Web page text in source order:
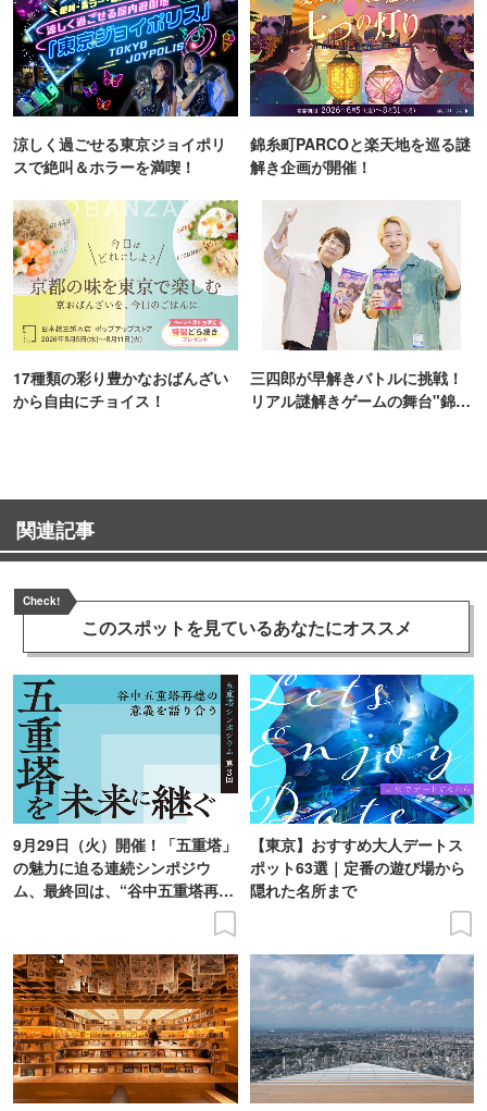
涼しく過ごせる東京ジョイポリ
スで絶叫＆ホラーを満喫！
錦糸町PARCOと楽天地を巡る謎
解き企画が開催！
17種類の彩り豊かなおばんざい
から自由にチョイス！
三四郎が早解きバトルに挑戦！
リアル謎解きゲームの舞台"錦糸
関連記事
Check!
このスポットを見ているあなたにオススメ
9月29日（火）開催！「五重塔」
の魅力に迫る連続シンポジウ
ム、最終回は、“谷中五重塔再建
【東京】おすすめ大人デートス
ポット63選｜定番の遊び場から
隠れた名所まで